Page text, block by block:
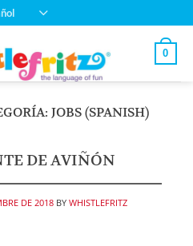
0
JOBS (SPANISH)
DE AVIÑÓN
DE 2018 BY WHISTLEFRITZ